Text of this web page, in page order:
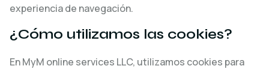
experiencia de navegación.
¿Cómo utilizamos las cookies?
En MyM online services LLC, utilizamos cookies para